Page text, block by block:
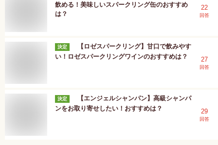
飲める！美味しいスパークリング缶のおすすめ
は？
22
回答
決定
【ロゼスパークリング】甘口で飲みやす
い！ロゼスパークリングワインのおすすめは？
27
回答
決定
【エンジェルシャンパン】高級シャンパ
ンをお取り寄せしたい！おすすめは？
29
回答